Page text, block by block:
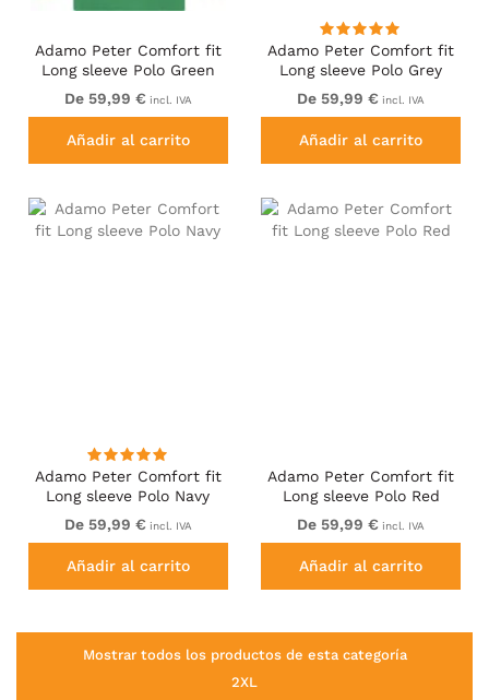
Adamo Peter Comfort fit
Long sleeve Polo Green
De 59,99 € incl. IVA
Añadir al carrito
Adamo Peter Comfort fit
Long sleeve Polo Grey
De 59,99 € incl. IVA
Añadir al carrito
Adamo Peter Comfort fit
Long sleeve Polo Navy
De 59,99 € incl. IVA
Añadir al carrito
Adamo Peter Comfort fit
Long sleeve Polo Red
De 59,99 € incl. IVA
Añadir al carrito
Mostrar todos los productos de esta categoría
2XL